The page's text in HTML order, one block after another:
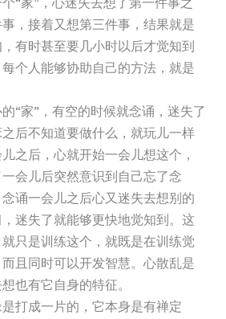
，接着又想第三件事，结果就是
有时甚至要几小时以后才觉知到
个人能够协助自己的方法，就是
“家”，有空的时候就念诵，迷失了
后不知道要做什么，就玩儿一样
之后，心就开始一会儿想这个，
会儿后突然意识到自己忘了念
诵一会儿之后心又迷失去想别的
迷失了就能够更快地觉知到。这
只是训练这个，就既是在训练觉
且同时可以开发智慧。心散乱是
也有它自身的特征。
打成一片的，它本身是有禅定